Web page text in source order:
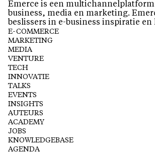
Emerce is een
business, media en marketing.
beslissers in e-business inspiratie en
E-COMMERCE
MARKETING
MEDIA
VENTURE
TECH
INNOVATIE
TALKS
EVENTS
INSIGHTS
AUTEURS
ACADEMY
JOBS
KNOWLEDGEBASE
AGENDA